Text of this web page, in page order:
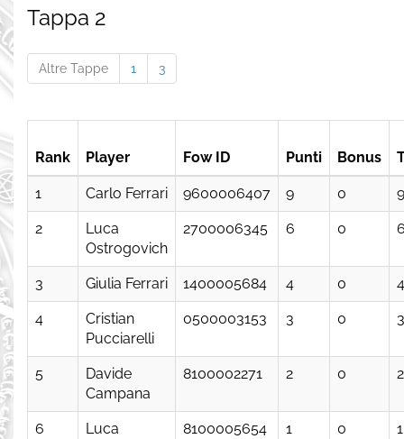
Tappa 2
Altre Tappe 1 3
Rank Player Fow ID Punti Bonus
1 Carlo Ferrari 9600006407 9 0 9
2
Luca
Ostrogovich
2700006345 6 0
3 Giulia Ferrari 1400005684 4 0 4
4
Cristian
Pucciarelli
0500003153 3 0 3
5
Davide
Campana
8100002271 2 0 2
6
Luca
8100005654 1 0 1